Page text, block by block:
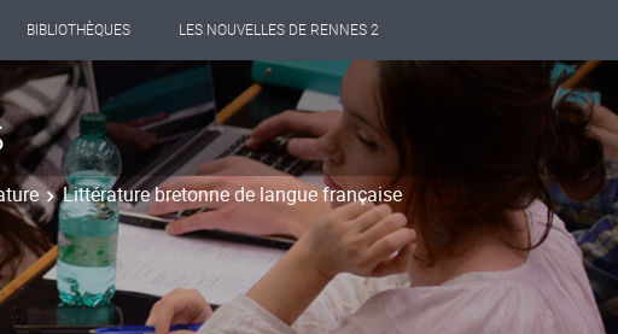
BIBLIOTHÈQUES LES NOUVELLES DE RENNES 2
Littérature bretonne de langue française